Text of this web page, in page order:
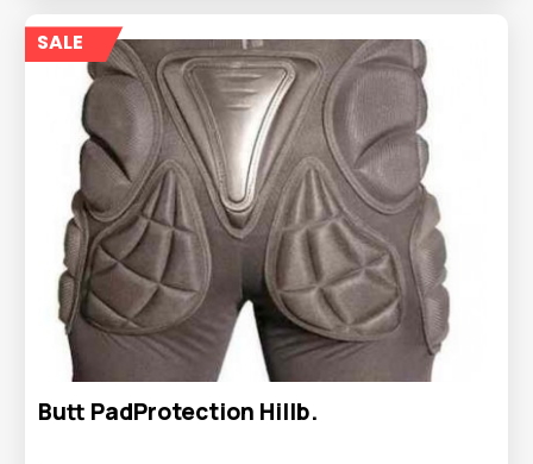
SALE
Butt PadProtection Hillb.